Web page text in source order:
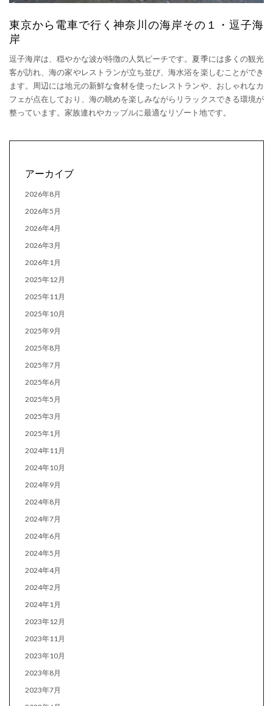
東京から電車で行く神奈川の海岸その１・逗子海
岸
逗子海岸は、穏やかな波が特徴の人気ビーチです。夏季には多くの観光
客が訪れ、海の家やレストランが立ち並び、海水浴を楽しむことができ
ます。周辺には地元の新鮮な食材を使ったレストランや、おしゃれなカ
フェが点在しており、海の眺めを楽しみながらリラックスできる環境が
整っています。家族連れやカップルに最適なリゾート地です。
アーカイブ
2026年8月
2026年5月
2026年4月
2026年3月
2026年1月
2025年12月
2025年11月
2025年10月
2025年9月
2025年8月
2025年7月
2025年6月
2025年5月
2025年3月
2025年1月
2024年11月
2024年10月
2024年9月
2024年8月
2024年7月
2024年6月
2024年5月
2024年4月
2024年2月
2024年1月
2023年12月
2023年11月
2023年10月
2023年8月
2023年7月